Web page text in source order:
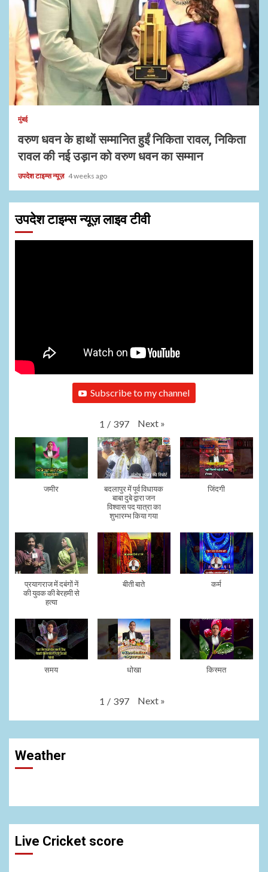
1 min read
मुंबई
वरुण धवन के हाथों सम्मानित हुईं निकिता रावल, निकिता
रावल की नई उड़ान को वरुण धवन का सम्मान
उपदेश टाइम्स न्यूज़ 4 weeks ago
उपदेश टाइम्स न्यूज़ लाइव टीवी
Subscribe to my channel
1 / 397 Next »
जमीर
बदलापुर में पूर्व विधायक
बाबा दुबे द्वारा जन
विश्वास पद यात्रा का
शुभारम्भ किया गया
जिंदगी
प्रयागराज में दबंगों नें
की युवक की बेरहमी से
हत्या
बीती बाते कर्म
समय धोखा किस्मत
1 / 397 Next »
Weather
Live Cricket score